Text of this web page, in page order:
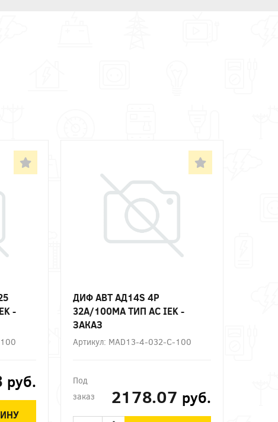
-
руб.
ДИФ АВТ АД14S 4P
32А/100МА ТИП AC IEK -
ЗАКАЗ
Артикул: MAD13-4-032-C-100
Под
заказ
2178.07 руб.